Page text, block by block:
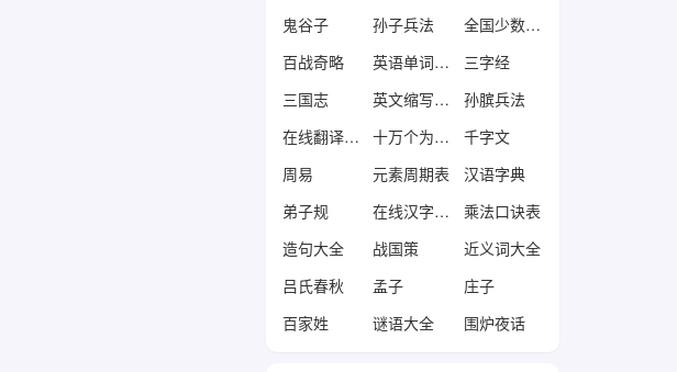
鬼谷子
孙子兵法
全国少数民族分布表
百战奇略
英语单词大全
三字经
三国志
英文缩写大全
孙膑兵法
在线翻译转换器
十万个为什么大全
千字文
周易
元素周期表
汉语字典
弟子规
在线汉字转拼音
乘法口诀表
造句大全
战国策
近义词大全
吕氏春秋
孟子
庄子
百家姓
谜语大全 围炉夜话